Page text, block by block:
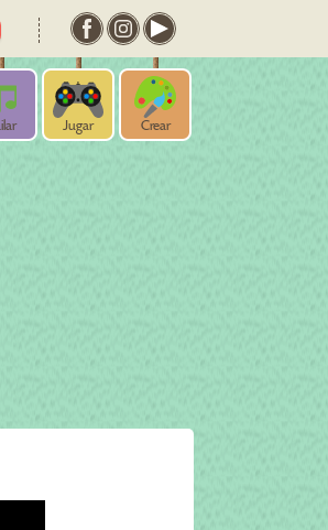
Jugar Crear